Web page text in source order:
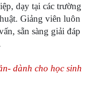
dạy tại các trường
Giảng viên luôn
sẵn sàng giải đáp
dành cho học sinh